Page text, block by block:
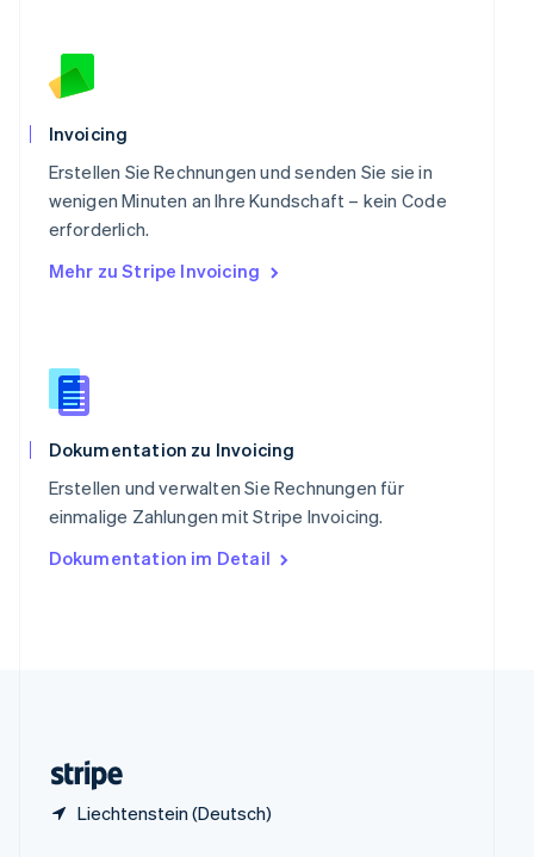
Invoicing
Erstellen Sie Rechnungen und senden Sie sie in
wenigen Minuten an Ihre Kundschaft – kein Code
erforderlich.
Mehr zu Stripe Invoicing
Dokumentation zu Invoicing
Erstellen und verwalten Sie Rechnungen für
einmalige Zahlungen mit Stripe Invoicing.
Dokumentation im Detail
Liechtenstein (Deutsch)
English
Schweden
Svenska
Schweiz
Deutsch
Singapur
English简体中文
Slowakei
English
Slowenien
English
Spanien
Español
Thailand
Tschechische Republik
English
English